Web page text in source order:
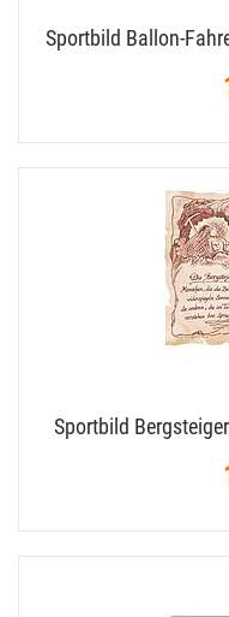
Sportbild Ballon-​
Sportbild